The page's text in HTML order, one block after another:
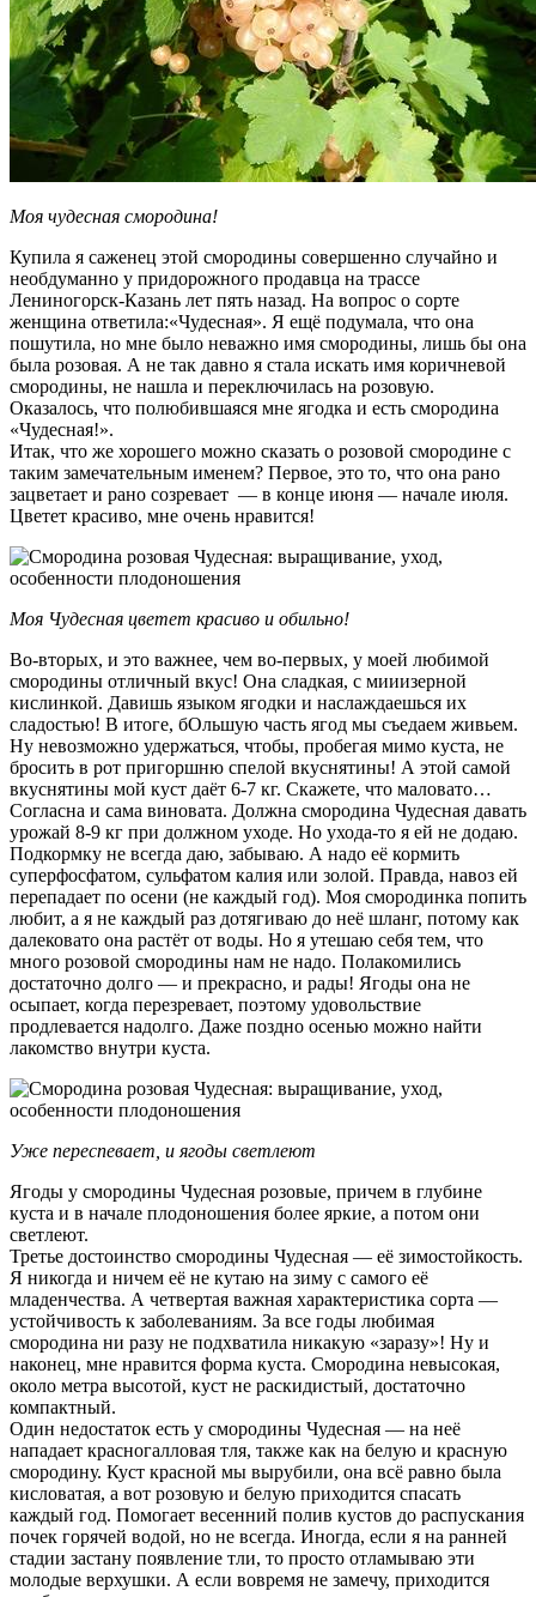
Моя чудесная смородина!
Купила я саженец этой смородины совершенно случайно и
необдуманно у придорожного продавца на трассе
Лениногорск-Казань лет пять назад. На вопрос о сорте
женщина ответила:«Чудесная». Я ещё подумала, что она
пошутила, но мне было неважно имя смородины, лишь бы она
была розовая. А не так давно я стала искать имя коричневой
смородины, не нашла и переключилась на розовую.
Оказалось, что полюбившаяся мне ягодка и есть смородина
«Чудесная!».
Итак, что же хорошего можно сказать о розовой смородине с
таким замечательным именем? Первое, это то, что она рано
зацветает и рано созревает — в конце июня — начале июля.
Цветет красиво, мне очень нравится!
Моя Чудесная цветет красиво и обильно!
Во-вторых, и это важнее, чем во-первых, у моей любимой
смородины отличный вкус! Она сладкая, с мииизерной
кислинкой. Давишь языком ягодки и наслаждаешься их
сладостью! В итоге, бОльшую часть ягод мы съедаем живьем.
Ну невозможно удержаться, чтобы, пробегая мимо куста, не
бросить в рот пригоршню спелой вкуснятины! А этой самой
вкуснятины мой куст даёт 6-7 кг. Скажете, что маловато…
Согласна и сама виновата. Должна смородина Чудесная давать
урожай 8-9 кг при должном уходе. Но ухода-то я ей не додаю.
Подкормку не всегда даю, забываю. А надо её кормить
суперфосфатом, сульфатом калия или золой. Правда, навоз ей
перепадает по осени (не каждый год). Моя смородинка попить
любит, а я не каждый раз дотягиваю до неё шланг, потому как
далековато она растёт от воды. Но я утешаю себя тем, что
много розовой смородины нам не надо. Полакомились
достаточно долго — и прекрасно, и рады! Ягоды она не
осыпает, когда перезревает, поэтому удовольствие
продлевается надолго. Даже поздно осенью можно найти
лакомство внутри куста.
Уже переспевает, и ягоды светлеют
Ягоды у смородины Чудесная розовые, причем в глубине
куста и в начале плодоношения более яркие, а потом они
светлеют.
Третье достоинство смородины Чудесная — её зимостойкость.
Я никогда и ничем её не кутаю на зиму с самого её
младенчества. А четвертая важная характеристика сорта —
устойчивость к заболеваниям. За все годы любимая
смородина ни разу не подхватила никакую «заразу»! Ну и
наконец, мне нравится форма куста. Смородина невысокая,
около метра высотой, куст не раскидистый, достаточно
компактный.
Один недостаток есть у смородины Чудесная — на неё
нападает красногалловая тля, также как на белую и красную
смородину. Куст красной мы вырубили, она всё равно была
кисловатая, а вот розовую и белую приходится спасать
каждый год. Помогает весенний полив кустов до распускания
почек горячей водой, но не всегда. Иногда, если я на ранней
стадии застану появление тли, то просто отламываю эти
молодые верхушки. А если вовремя не замечу, приходится